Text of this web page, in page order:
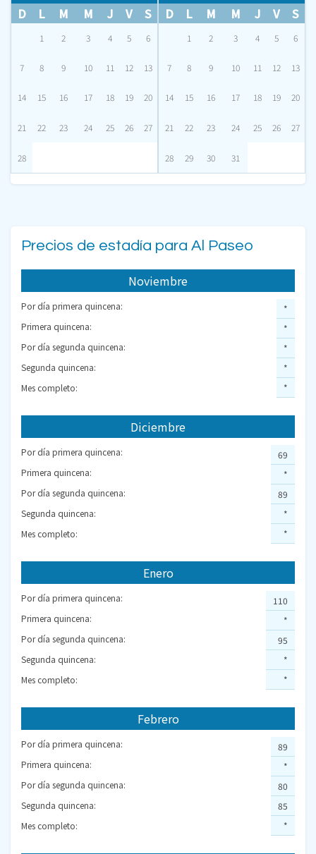
D
L M M J V S
1 2 3 4 5 6
7 8 9 10 11 12 13
14 15 16 17 18 19 20
21 22 23 24 25 26 27
28
D
L M M J V S
1 2 3 4 5 6
7 8 9 10 11 12 13
14 15 16 17 18 19 20
21 22 23 24 25 26 27
28 29 30 31
Precios de estadía para Al Paseo
Noviembre
Por día primera quincena:
Primera quincena:
Por día segunda quincena:
Segunda quincena:
Mes completo:
*
*
*
*
*
Diciembre
Por día primera quincena:
Primera quincena:
Por día segunda quincena:
Segunda quincena:
Mes completo:
69
*
89
*
*
Enero
Por día primera quincena:
Primera quincena:
Por día segunda quincena:
Segunda quincena:
Mes completo:
110
*
95
*
*
Febrero
Por día primera quincena:
Primera quincena:
Por día segunda quincena:
Segunda quincena:
Mes completo:
89
*
80
85
*